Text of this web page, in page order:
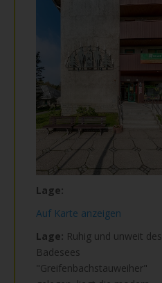
Lage:
Auf Karte anzeigen
Lage: Ruhig und unweit des
Badesees
"Greifenbachstauweiher"